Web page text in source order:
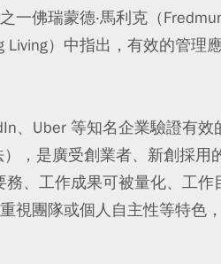
一佛瑞蒙德‧馬利克（
Living）中指出，有效的管理
、Uber 等知名企業驗證有效
，是廣受創業者、新創採用
務、工作成果可被量化、工
視團隊或個人自主性等特色